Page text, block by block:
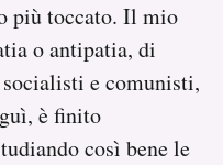
più toccato. Il mio
o antipatia, di
socialisti e comunisti,
è finito
così bene le